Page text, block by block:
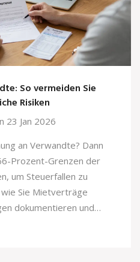
So vermeiden Sie
Risiken
23 Jan 2026
an Verwandte? Dann
Prozent-Grenzen der
um Steuerfallen zu
Sie Mietverträge
dokumentieren und